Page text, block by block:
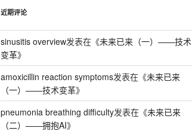
近期评论
sinusitis overview发表在《未来已来（一）——技术
变革》
amoxicillin reaction symptoms发表在《未来已来
（一）——技术变革》
pneumonia breathing difficulty发表在《未来已来
（二）——拥抱AI》